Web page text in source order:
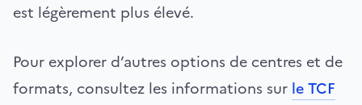
est légèrement plus élevé.
Pour explorer d’autres options de centres et de
formats, consultez les informations sur le TCF